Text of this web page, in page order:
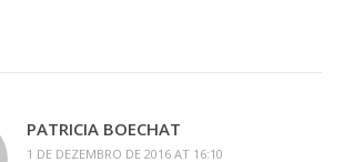
PATRICIA BOECHAT
1 DE DEZEMBRO DE 2016 AT 16:10